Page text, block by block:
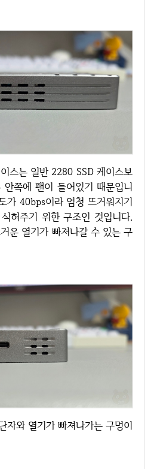
쪽에 팬이 들어있기 때문입니
가 40bps이라 엄청 뜨거워지기
혀주기 위한 구조인 것입니다.
운 열기가 빠져나갈 수 있는 구